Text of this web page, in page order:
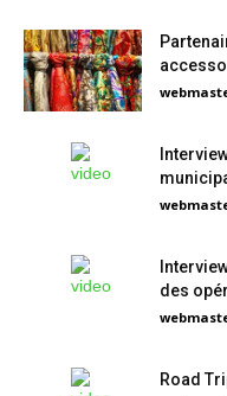
des
Road